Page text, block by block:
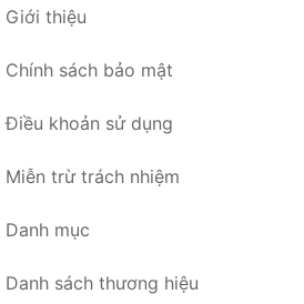
Giới thiệu
Chính sách bảo mật
Điều khoản sử dụng
Miễn trừ trách nhiệm
Danh mục
Danh sách thương hiệu